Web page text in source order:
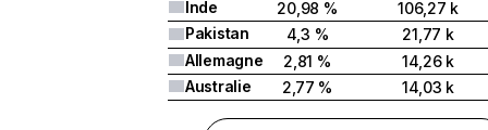
Inde
20,98 %
106,27 k
Pakistan
4,3 %
21,77 k
Allemagne
2,81 %
14,26 k
Australie
2,77 % 14,03 k